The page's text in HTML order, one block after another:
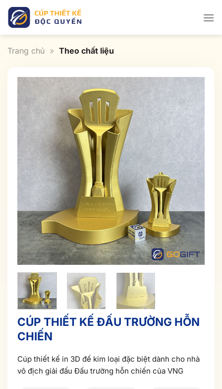
qua
nội
Trang chủ » Theo chất liệu
CÚP THIẾT KẾ ĐẤU TRƯỜNG HỖN
CHIẾN
Cúp thiết kế in 3D đế kim loại đặc biệt dành cho nhà
vô địch giải đấu Đấu trường hỗn chiến của VNG